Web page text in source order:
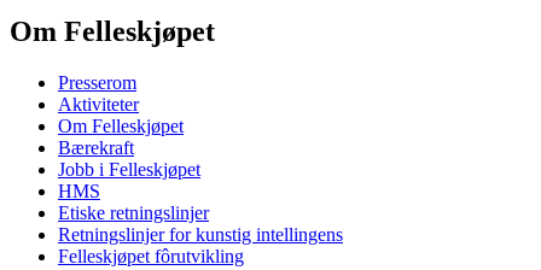
Om Felleskjøpet
Presserom
Aktiviteter
Om Felleskjøpet
Bærekraft
Jobb i Felleskjøpet
HMS
Etiske retningslinjer
Retningslinjer for kunstig intellingens
Felleskjøpet fôrutvikling